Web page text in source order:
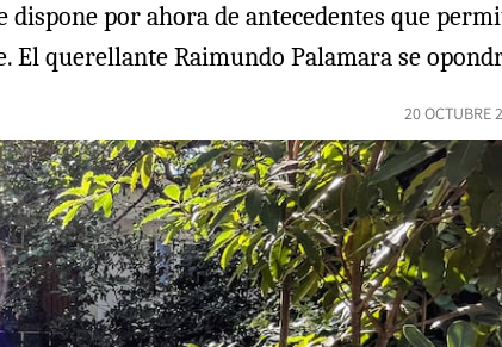
dispone por ahora de antecedentes que
querellante Raimundo Palamara se
20 OCTUBRE